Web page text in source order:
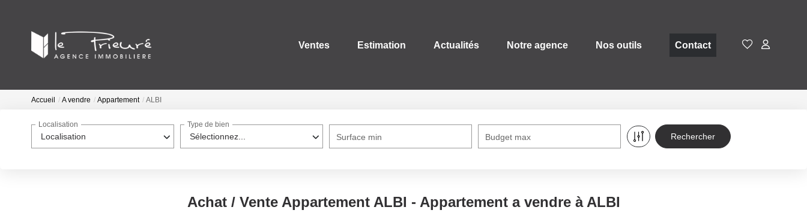
Ventes Estimation Actualités Notre agence Nos outils Contact
Accueil A vendre Appartement ALBI
Localisation
Localisation
Sélectionnez...
Type de bien
Surface min Budget max
Achat / Vente Appartement ALBI - Appartement a vendre à ALBI